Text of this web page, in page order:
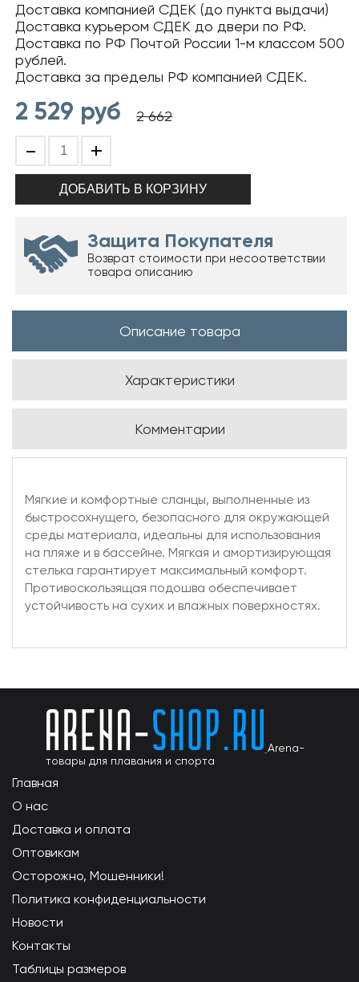
Доставка компанией СДЕК (до пункта выдачи)
Доставка курьером СДЕК до двери по РФ.
Доставка по РФ Почтой России 1-м классом 500
рублей.
Доставка за пределы РФ компанией СДЕК.
2 529 руб 2 662
- +
Защита Покупателя
Возврат стоимости при несоответствии
товара описанию
Описание товара
Характеристики
Комментарии
Мягкие и комфортные сланцы, выполненные из
быстросохнущего, безопасного для окружающей
среды материала, идеальны для использования
на пляже и в бассейне. Мягкая и амортизирующая
стелька гарантирует максимальный комфорт.
Противоскользящая подошва обеспечивает
устойчивость на сухих и влажных поверхностях.
Arena-
товары для плавания и спорта
Главная
О нас
Доставка и оплата
Оптовикам
Осторожно, Мошенники!
Политика конфиденциальности
Новости
Контакты
Таблицы размеров